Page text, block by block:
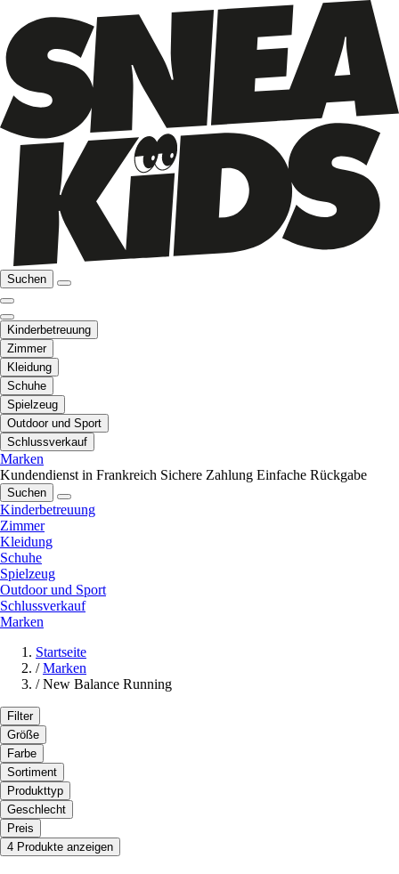
Suchen
Kinderbetreuung
Zimmer
Kleidung
Schuhe
Spielzeug
Outdoor und Sport
Schlussverkauf
Marken
Kundendienst in Frankreich Sichere Zahlung Einfache Rückgabe
Suchen
Kinderbetreuung
Zimmer
Kleidung
Schuhe
Spielzeug
Outdoor und Sport
Schlussverkauf
Marken
Startseite
/ Marken
/ New Balance Running
Filter
Größe
Farbe
Sortiment
Produkttyp
Geschlecht
Preis
4 Produkte anzeigen